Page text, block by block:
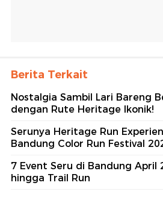
Berita Terkait
Nostalgia Sambil Lari Bareng
dengan Rute Heritage Ikonik!
Serunya Heritage Run
Bandung Color Run Festival
7 Event Seru di Bandung April
hingga Trail Run